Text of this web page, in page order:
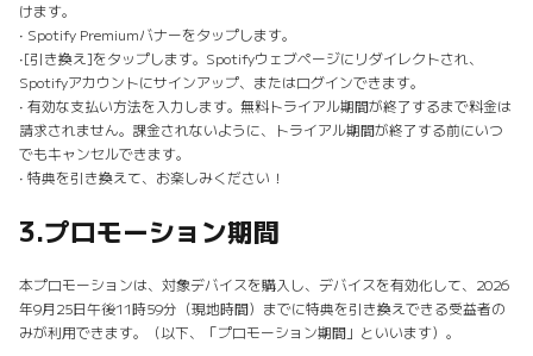
けます。
• Spotify Premiumバナーをタップします。
•［引き換え］をタップします。Spotifyウェブページにリダイレクトされ、
Spotifyアカウントにサインアップ、またはログインできます。
• 有効な支払い方法を入力します。無料トライアル期間が終了するまで料金は
請求されません。課金されないように、トライアル期間が終了する前にいつ
でもキャンセルできます。
• 特典を引き換えて、お楽しみください！
3.プロモーション期間
本プロモーションは、対象デバイスを購入し、デバイスを有効化して、2026
年9月25日午後11時59分（現地時間）までに特典を引き換えできる受益者の
みが利用できます。（以下、「プロモーション期間」といいます）。